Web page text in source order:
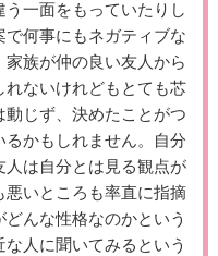
一面をもっていたりし
で何事にもネガティブな
族が仲の良い友人から
れないけれどもとても芯
じず、決めたことがつ
かもしれません。自分
は自分とは見る観点が
いところも率直に指摘
んな性格なのかという
人に聞いてみるという